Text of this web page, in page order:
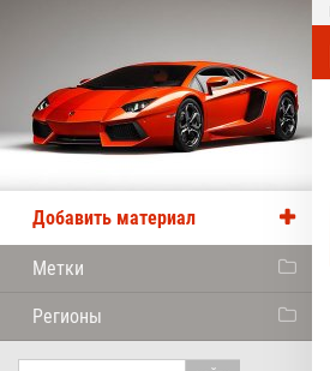
Добавить материал
Метки
Регионы